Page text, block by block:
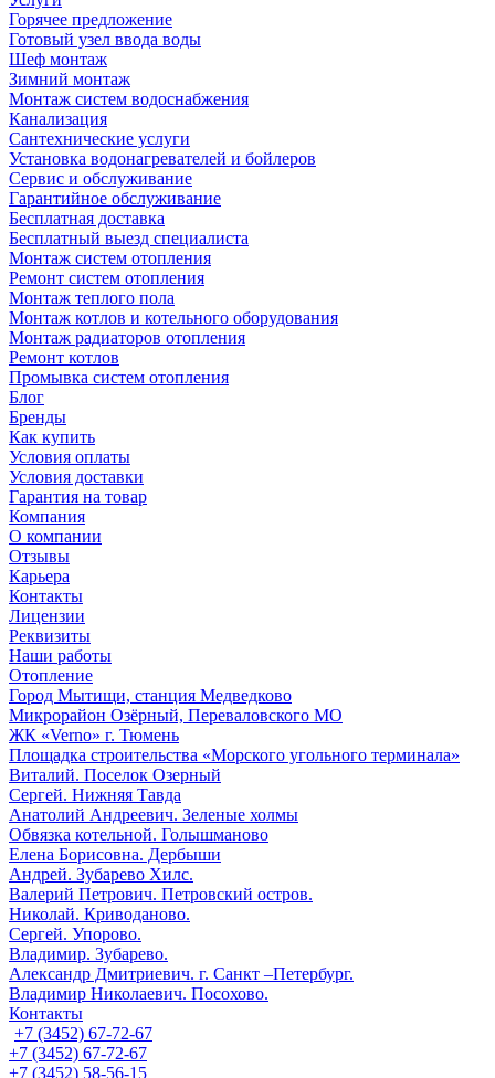
Горячее предложение
Готовый узел ввода воды
Шеф монтаж
Зимний монтаж
Монтаж систем водоснабжения
Канализация
Сантехнические услуги
Установка водонагревателей и бойлеров
Сервис и обслуживание
Гарантийное обслуживание
Бесплатная доставка
Бесплатный выезд специалиста
Монтаж систем отопления
Ремонт систем отопления
Монтаж теплого пола
Монтаж котлов и котельного оборудования
Монтаж радиаторов отопления
Ремонт котлов
Промывка систем отопления
Блог
Бренды
Как купить
Условия оплаты
Условия доставки
Гарантия на товар
Компания
О компании
Отзывы
Карьера
Контакты
Лицензии
Реквизиты
Наши работы
Отопление
Город Мытищи, станция Медведково
Микрорайон Озёрный, Переваловского МО
ЖК «Verno» г. Тюмень
Площадка строительства «Морского угольного терминала»
Виталий. Поселок Озерный
Сергей. Нижняя Тавда
Анатолий Андреевич. Зеленые холмы
Обвязка котельной. Голышманово
Елена Борисовна. Дербыши
Андрей. Зубарево Хилс.
Валерий Петрович. Петровский остров.
Николай. Криводаново.
Сергей. Упорово.
Владимир. Зубарево.
Александр Дмитриевич. г. Санкт –Петербург.
Владимир Николаевич. Посохово.
Контакты
+7 (3452) 67-72-67
+7 (3452) 67-72-67
+7 (3452) 58-56-15